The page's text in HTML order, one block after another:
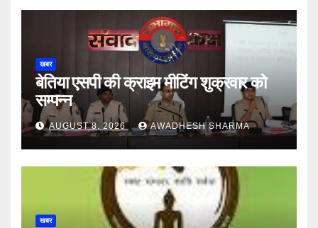
खबर
बेतिया एसपी की क्राइम मीटिंग शुक्रवार को
सम्पन्न
AUGUST 8, 2026 AWADHESH SHARMA
खबर